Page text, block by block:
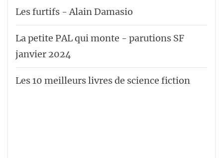
Les furtifs - Alain Damasio
La petite PAL qui monte - parutions SF
janvier 2024
Les 10 meilleurs livres de science fiction